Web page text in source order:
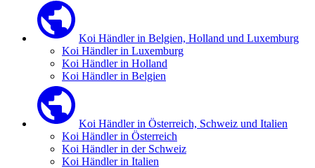
Koi Händler in Belgien, Holland und Luxemburg
Koi Händler in Luxemburg
Koi Händler in Holland
Koi Händler in Belgien
Koi Händler in Österreich, Schweiz und Italien
Koi Händler in Österreich
Koi Händler in der Schweiz
Koi Händler in Italien